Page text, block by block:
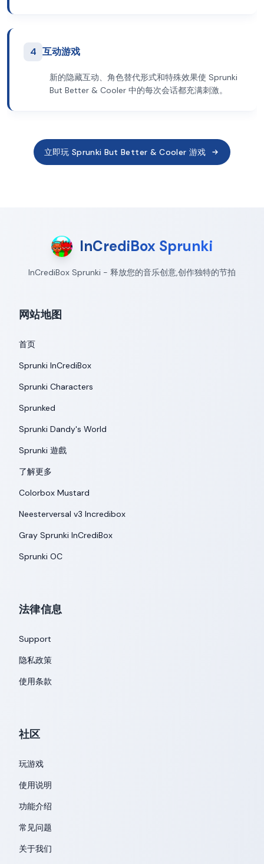
4 互动游戏
新的隐藏互动、角色替代形式和特殊效果使 Sprunki
But Better & Cooler 中的每次会话都充满刺激。
立即玩 Sprunki But Better & Cooler 游戏
InCrediBox Sprunki
InCrediBox Sprunki - 释放您的音乐创意,创作独特的节拍
网站地图
首页
Sprunki InCrediBox
Sprunki Characters
Sprunked
Sprunki Dandy's World
Sprunki 遊戲
了解更多
Colorbox Mustard
Neesterversal v3 Incredibox
Gray Sprunki InCrediBox
Sprunki OC
法律信息
Support
隐私政策
使用条款
社区
玩游戏
使用说明
功能介绍
常见问题
关于我们